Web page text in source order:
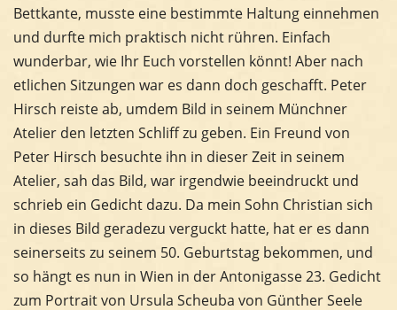
Bettkante, musste eine bestimmte Haltung einnehmen
und durfte mich praktisch nicht rühren. Einfach
wunderbar, wie Ihr Euch vorstellen könnt! Aber nach
etlichen Sitzungen war es dann doch geschafft. Peter
Hirsch reiste ab, umdem Bild in seinem Münchner
Atelier den letzten Schliff zu geben. Ein Freund von
Peter Hirsch besuchte ihn in dieser Zeit in seinem
Atelier, sah das Bild, war irgendwie beeindruckt und
schrieb ein Gedicht dazu. Da mein Sohn Christian sich
in dieses Bild geradezu verguckt hatte, hat er es dann
seinerseits zu seinem 50. Geburtstag bekommen, und
so hängt es nun in Wien in der Antonigasse 23. Gedicht
zum Portrait von Ursula Scheuba von Günther Seele